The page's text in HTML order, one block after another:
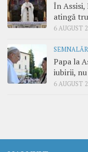
În
atingă
6 AUGUST
Papa la
iubirii,
6 AUGUST